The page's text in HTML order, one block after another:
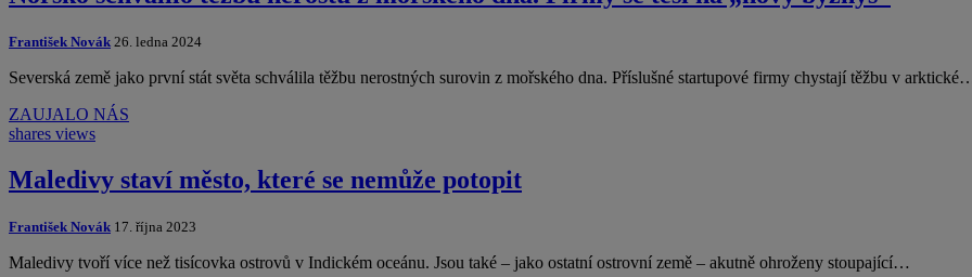
František Novák 26. ledna 2024
Severská země jako první stát světa schválila těžbu nerostných surovin z mořského dna. Příslušné startupové firmy chystají těžbu v
ZAUJALO NÁS
shares views
Maledivy staví město, které se nemůže potopit
František Novák 17. října 2023
Maledivy tvoří více než tisícovka ostrovů v Indickém oceánu. Jsou také – jako ostatní ostrovní země – akutně ohroženy stoupající…